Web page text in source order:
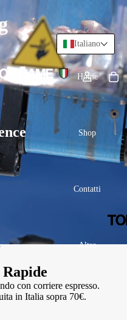
Home
Shop
Contatti
Altro
con corriere espresso.
in Italia sopra 70€.
Italiano